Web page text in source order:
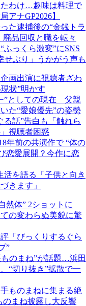
わけ…趣味は料理で
アナGP2026】
た逮捕後の“金銭トラ
品回収と職を転々
ふっくら激変”にSNS
せぶり」うかがう声も
画出演に視聴者ざわ
状”明かす
”としての現在 父親
た“愛娘優先”の姿勢
る話”告白も「触れら
視聴者困惑
年前の共演作で “体の
恋愛展開？今作に恋
活を語る「子供と向き
きます」
然体” 2ショットに
の変わらぬ美貌に驚
「びっくりするぐら
”
のまね”が話題…浜田
“切り抜き”拡散で一
ものまねに集まる絶
まね披露し大反響